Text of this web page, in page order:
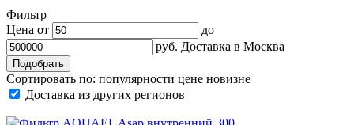
Фильтр
Цена от
до
руб. Доставка в Москва
Сортировать по: популярности цене новизне
Доставка из других регионов